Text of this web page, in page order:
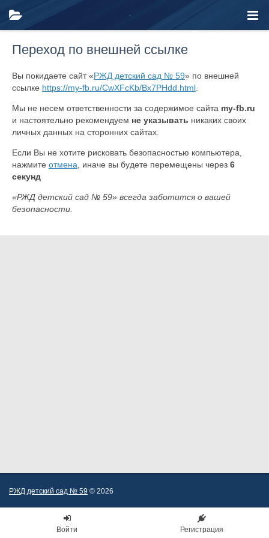
Переход по внешней ссылке
Вы покидаете сайт «РЖД детский сад № 59» по внешней
ссылке https://my-fb.ru/CwXFcKb/Bx7PHdd.html
Мы не несем ответственности за содержимое сайта my-fb.ru
и настоятельно рекомендуем не указывать никаких своих
личных данных на сторонних сайтах.
Если Вы не хотите рисковать безопасностью компьютера,
нажмите отмена , иначе вы будете перемещены через 6
секунд
«РЖД детский сад № 59» всегда заботится о вашей
безопасности.
РЖД детский сад № 59 © 2026
Войти Регистрация